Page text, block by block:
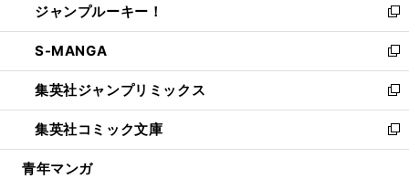
く
で
開
く
ド
ウ
で
開
く
ィ
ン
ド
ウ
で
開
く
い
ウ
ィ
ン
ド
ウ
で
開
ジャンプルーキー！
新
し
い
ウ
ィ
ン
ド
ウ
S-MANGA
新
し
い
ウ
ィ
ン
集英社ジャンプリミックス
新
し
い
ウ
集英社コミック文庫
新
し
青年マンガ